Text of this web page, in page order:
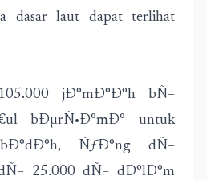
dasar laut dapat terlihat
jÐ°mÐ°Ð°h bÑ–
bÐµrÑ•Ð°mÐ° untuk
ÑƒÐ°ng dÑ–
25.000 dÑ– dÐ°lÐ°m